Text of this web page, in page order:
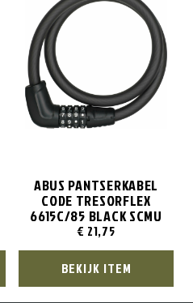
ABUS PANTSERKABEL
CODE TRESORFLEX
6615C/85 BLACK SCMU
€ 21,75
BEKIJK ITEM